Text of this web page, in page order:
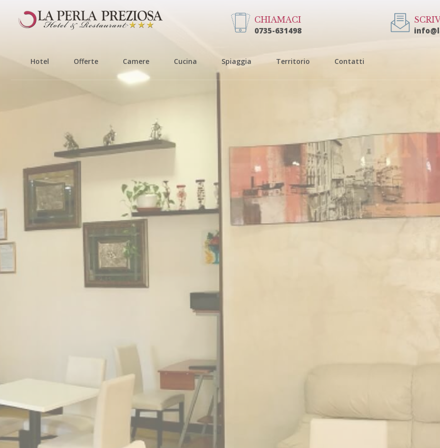
CHIAMACI
0735-631498
Hotel Offerte Camere Cucina Spiaggia Territorio Contatti